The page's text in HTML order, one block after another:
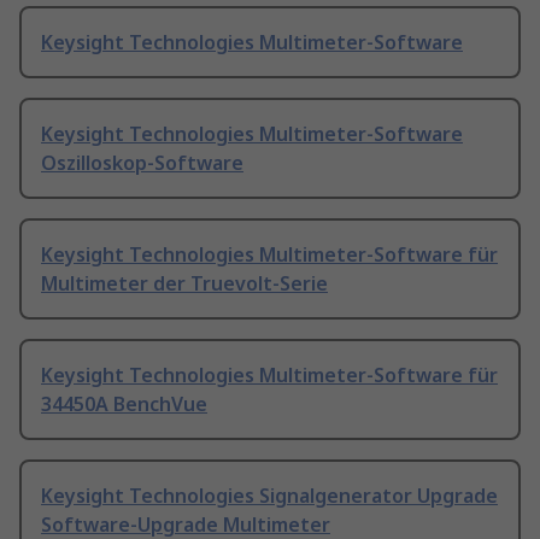
Keysight Technologies Multimeter-Software
Keysight Technologies Multimeter-Software
Oszilloskop-Software
Keysight Technologies Multimeter-Software für
Multimeter der Truevolt-Serie
Keysight Technologies Multimeter-Software für
34450A BenchVue
Keysight Technologies Signalgenerator Upgrade
Software-Upgrade Multimeter